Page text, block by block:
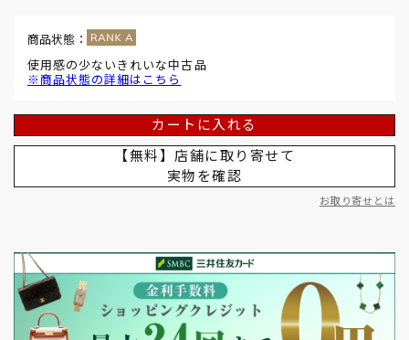
商品状態：
使用感の少ないきれいな中古品
※商品状態の詳細はこちら
カートに入れる
【無料】店舗に取り寄せて
実物を確認
お取り寄せとは